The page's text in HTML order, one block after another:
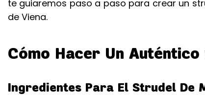
te guiaremos paso a paso para crear un
de Viena.
Cómo Hacer Un
Ingredientes Para El Strudel De